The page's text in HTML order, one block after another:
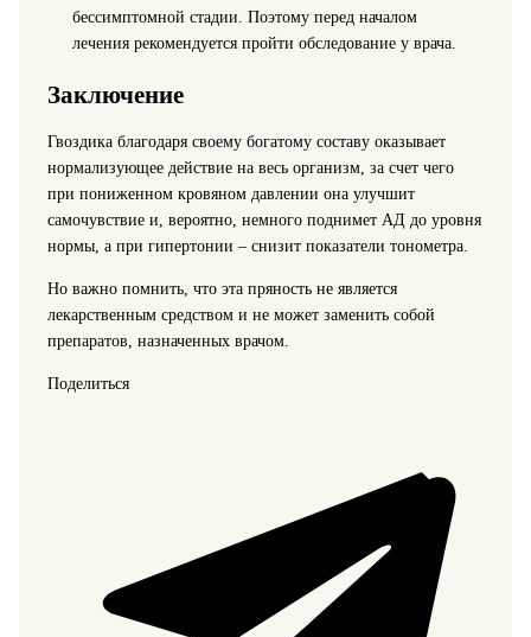
бессимптомной стадии. Поэтому перед началом
лечения рекомендуется пройти обследование у врача.
Заключение
Гвоздика благодаря своему богатому составу оказывает
нормализующее действие на весь организм, за счет чего
при пониженном кровяном давлении она улучшит
самочувствие и, вероятно, немного поднимет АД до уровня
нормы, а при гипертонии – снизит показатели тонометра.
Но важно помнить, что эта пряность не является
лекарственным средством и не может заменить собой
препаратов, назначенных врачом.
Поделиться